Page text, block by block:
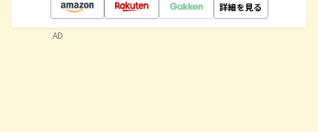
詳細を見る
AD